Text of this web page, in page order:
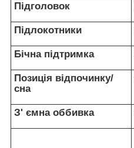
Підголовок
Підлокотники
Бічна підтримка
Позиція відпочинку/
сна
З' ємна оббивка